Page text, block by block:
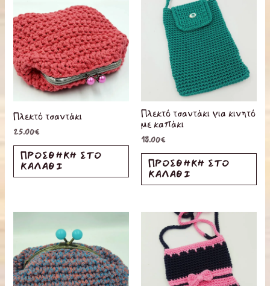
Πλεκτό τσαντάκι
25.00€
ΠΡΟΣΘΉΚΗ ΣΤΟ
ΚΑΛΆΘΙ
Πλεκτό τσαντάκι για κινητό
με καπάκι
18.00€
ΠΡΟΣΘΉΚΗ ΣΤΟ
ΚΑΛΆΘΙ